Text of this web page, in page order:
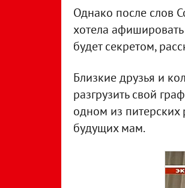
Однако после слов
хотела афишировать
будет секретом,
Близкие друзья и
разгрузить свой
одном из
будущих мам.